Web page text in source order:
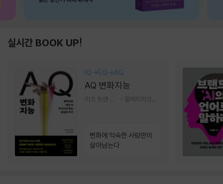
실시간 BOOK UP!
IQ→EQ→AQ
AQ 변화지능
변화에 익숙한 사람만이
살아남는다